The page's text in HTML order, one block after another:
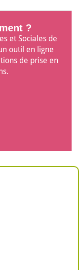
?
et Sociales de
outil en ligne
de prise en